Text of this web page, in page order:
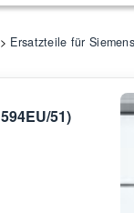
Ersatzteile für
51)